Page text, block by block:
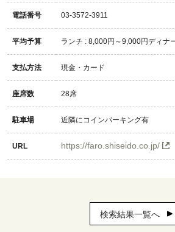
電話番号 03-3572-3911
平均予算 ランチ : 8,000円～9,000円ディナ
支払方法 現金・カード
座席数 28席
駐車場 近隣にコインパーキング有
URL https://faro.shiseido.co.jp/
検索結果一覧へ